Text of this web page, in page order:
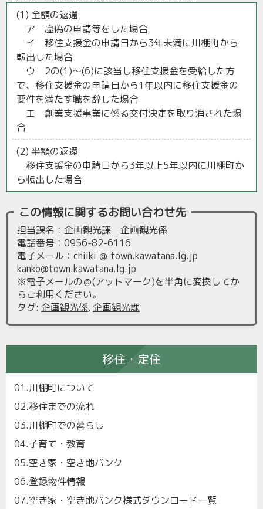
(1) 全額の返還
ア 虚偽の申請等をした場合
イ 移住支援金の申請日から3年未満に川棚町から
転出した場合
ウ 2の(1)～(6)に該当し移住支援金を受給した方
で、移住支援金の申請日から1年以内に移住支援金の
要件を満たす職を辞した場合
エ 創業支援事業に係る交付決定を取り消された場
合
(2) 半額の返還
移住支援金の申請日から3年以上5年以内に川棚町か
ら転出した場合
この情報に関するお問い合わせ先
担当課名：企画観光課 企画観光係
電話番号：0956-82-6116
電子メール：chiiki ＠ town.kawatana.lg.jp
kanko@town.kawatana.lg.jp
※電子メールの＠(アットマーク)を半角に変換してか
らご利用ください。
タグ: 企画観光係, 企画観光課
移住・定住
01.川棚町について
02.移住までの流れ
03.川棚町での暮らし
04.子育て・教育
05.空き家・空き地バンク
06.登録物件情報
07.空き家・空き地バンク様式ダウンロード一覧